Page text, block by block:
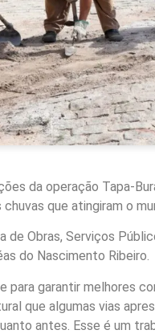
da operação Tapa-
que atingiram o
Obras, Serviços
do Nascimento Ribeiro.
para garantir melhores
que algumas vias
antes. Esse é um